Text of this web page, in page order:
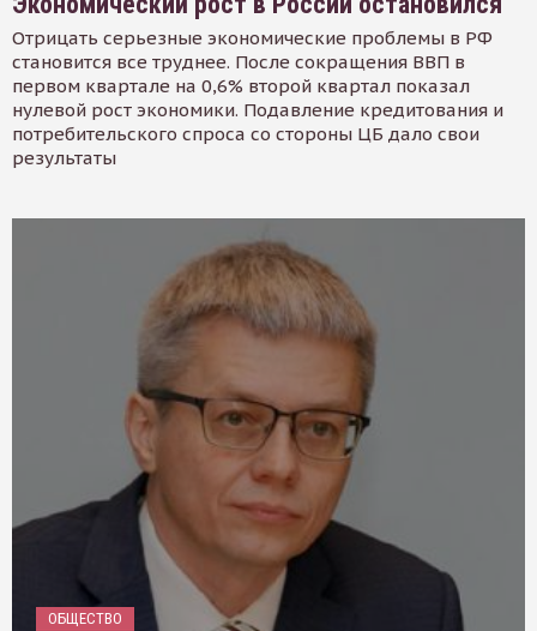
Отрицать серьезные экономические проблемы в РФ
становится все труднее. После сокращения ВВП в
первом квартале на 0,6% второй квартал показал
нулевой рост экономики. Подавление кредитования и
потребительского спроса со стороны ЦБ дало свои
результаты
ОБЩЕСТВО